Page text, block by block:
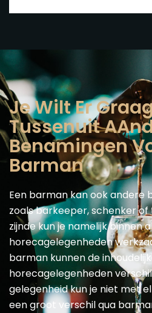
Je Wilt Er
Tussenuit
Benamingen
Barman
Een barman kan ook andere
zoals barkeeper, schenker
zijnde kun je namelijk binnen
horecagelegenheden
barman kunnen de
horecagelegenheden
gelegenheid kun je niet met
een groot verschil qua